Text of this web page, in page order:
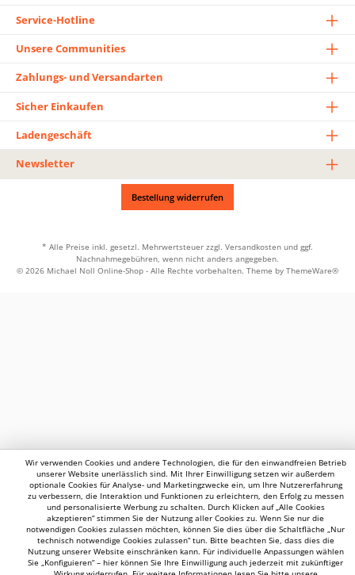
Service-Hotline
Unsere Communities
Zahlungs- und Versandarten
Sicher Einkaufen
Ladengeschäft
Newsletter
Bestellung widerrufen
* Alle Preise inkl. gesetzl. Mehrwertsteuer zzgl. Versandkosten und ggf.
Nachnahmegebühren, wenn nicht anders angegeben.
© 2026 Michael Noll Online-Shop - Alle Rechte vorbehalten. Theme by ThemeWare®
Wir verwenden Cookies und andere Technologien, die für den einwandfreien Betrieb
unserer Website unerlässlich sind. Mit Ihrer Einwilligung setzen wir außerdem
optionale Cookies für Analyse- und Marketingzwecke ein, um Ihre Nutzererfahrung
zu verbessern, die Interaktion und Funktionen zu erleichtern, den Erfolg zu messen
und personalisierte Werbung zu schalten. Durch Klicken auf „Alle Cookies
akzeptieren“ stimmen Sie der Nutzung aller Cookies zu. Wenn Sie nur die
notwendigen Cookies zulassen möchten, können Sie dies über die Schaltfläche „Nur
technisch notwendige Cookies zulassen“ tun. Bitte beachten Sie, dass dies die
Nutzung unserer Website einschränken kann. Für individuelle Anpassungen wählen
Sie „Konfiguieren“ – hier können Sie Ihre Einwilligung auch jederzeit mit zukünftiger